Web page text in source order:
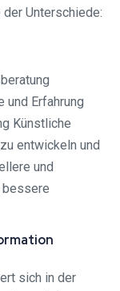
Unterschiede:
und Erfahrung
Künstliche
entwickeln und
und
bessere
sich in der